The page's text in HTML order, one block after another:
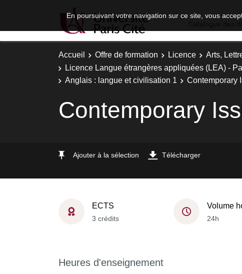
En poursuivant votre navigation sur ce site, vous
Accueil Offre de formation Licence Arts,
Licence Langue étrangères appliquées (LEA) -
Anglais : langue et civilisation 1
Contemporary
Contemporary
Ajouter à la sélection Télécharger
ECTS
3 crédits
Volume
24h
Heures d'enseignement